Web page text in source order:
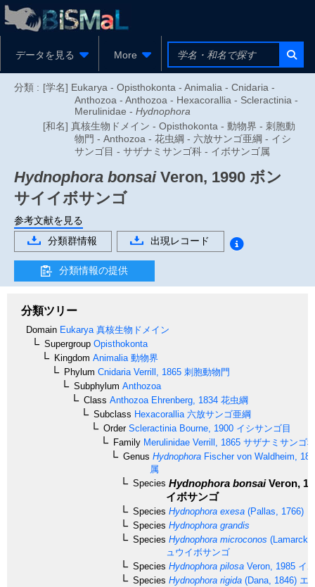
データを見る More
分類 : [学名] Eukarya - Opisthokonta - Animalia - Cnidaria -
Anthozoa - Anthozoa - Hexacorallia - Scleractinia -
Merulinidae - Hydnophora
[和名] 真核生物ドメイン - Opisthokonta - 動物界 - 刺胞動
物門 - Anthozoa - 花虫綱 - 六放サンゴ亜綱 - イシ
サンゴ目 - サザナミサンゴ科 - イボサンゴ属
Hydnophora bonsaiVeron, 1990 ボン
サイイボサンゴ
参考文献を見る
分類群情報
出現レコード
分類情報の提供
分類ツリー
Domain Eukarya 真核生物ドメイン
Supergroup Opisthokonta
Kingdom Animalia 動物界
Phylum Cnidaria Verrill, 1865 刺胞動物門
Subphylum Anthozoa
Class Anthozoa Ehrenberg, 1834 花虫綱
Subclass Hexacorallia 六放サンゴ亜綱
OrderScleractinia Bourne, 1900 イシサンゴ目
Family Merulinidae Verrill, 1865 サザナミサンゴ
Genus Hydnophora Fischer von Waldheim,
属
Species Hydnophora bonsaiVeron,
イボサンゴ
Species Hydnophora exesa (Pallas, 1766)
Species Hydnophora grandis
Species Hydnophora microconos (Lamarck,
ュウイボサンゴ
Species Hydnophora pilosa Veron, 1985 イ
Species Hydnophora rigida (Dana, 1846) エ